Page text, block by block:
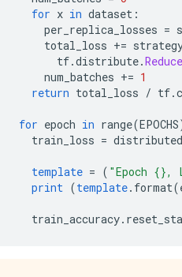
for x in dataset :
per_replica_losses =
total_loss +=
tf.distribute.
num_batches += 1
return total_loss / tf.
for epoch in range(EPOCHS
train_loss =
template = ( "Epoch {},
print (template. format(
train_accuracy.